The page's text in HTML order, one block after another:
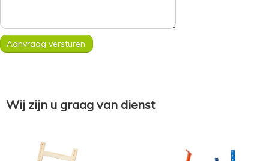
Wij zijn u graag van dienst